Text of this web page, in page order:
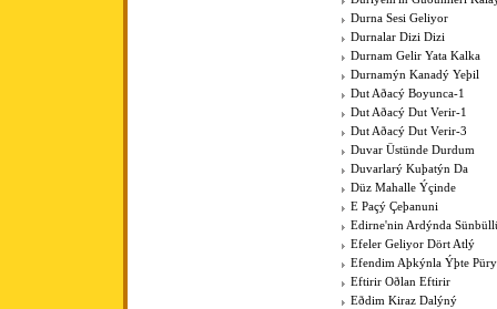
Durna Sesi Geliyor
Durnalar Dizi Dizi
Durnam Gelir Yata Kalka
Durnamýn Kanadý Yeþil
Dut Aðacý Boyunca-1
Dut Aðacý Dut Verir-1
Dut Aðacý Dut Verir-3
Duvar Üstünde Durdum
Duvarlarý Kuþatýn Da
Düz Mahalle Ýçinde
E Paçý Çeþanuni
Edirne'nin Ardýnda
Efeler Geliyor Dört Atlý
Efendim Aþkýnla Ýþte
Eftirir Oðlan Eftirir
Eðdim Kiraz Dalýný